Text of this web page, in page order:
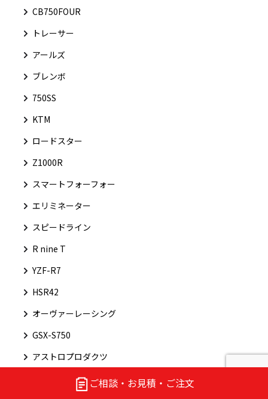
ご相談・お見積・ご注文
CB750FOUR
トレーサー
アールズ
ブレンボ
750SS
KTM
ロードスター
Z1000R
スマートフォーフォー
エリミネーター
スピードライン
R nine T
YZF-R7
HSR42
オーヴァーレーシング
GSX-S750
アストロプロダクツ
ショベルヘッド